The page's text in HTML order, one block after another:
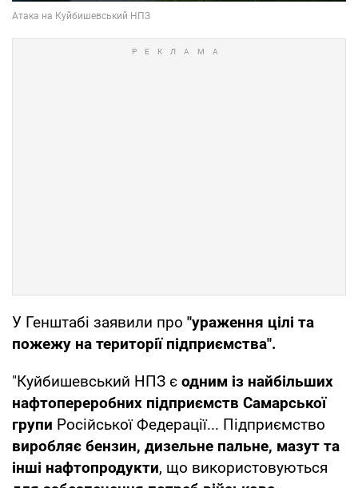
У Генштабі заявили про "ураження цілі та
пожежу на території підприємства".
"Куйбишевський НПЗ є одним із найбільших
нафтопереробних підприємств Самарської
групи Російської Федерації... Підприємство
виробляє бензин, дизельне пальне, мазут та
інші нафтопродукти, що використовуються